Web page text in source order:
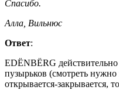
Спасибо.
Алла, Вильнюс
Ответ:
EDЁNBЁRG действительно
пузырьков (смотреть
открывается-закрывается,